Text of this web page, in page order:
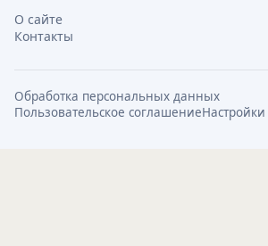
О сайте
Контакты
Обработка персональных данных
Пользовательское соглашениеНастройки